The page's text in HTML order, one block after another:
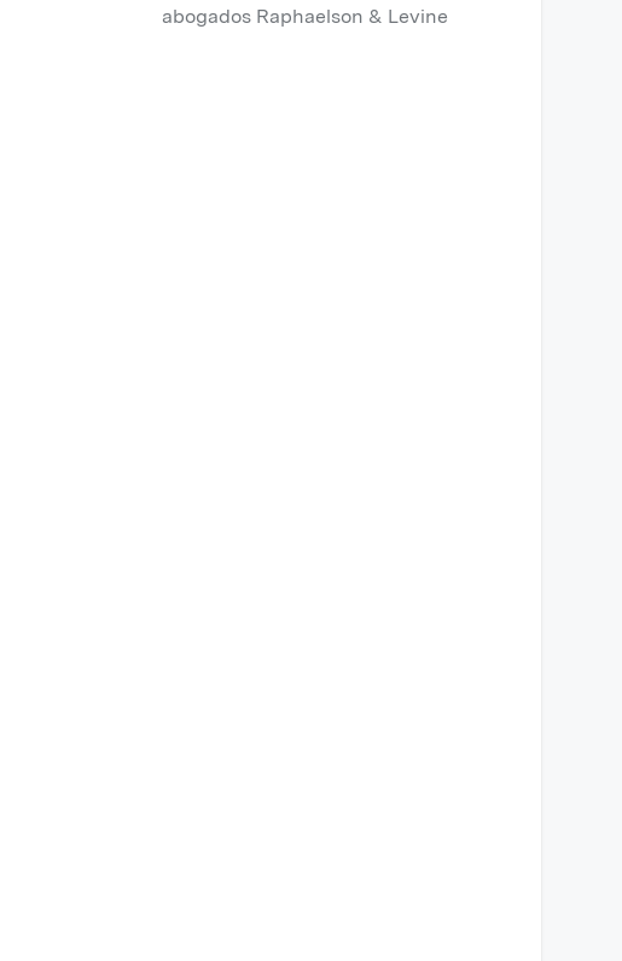
abogados Raphaelson & Levine